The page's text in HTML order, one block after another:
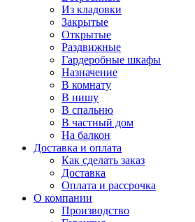
Из кладовки
Закрытые
Открытые
Раздвижные
Гардеробные шкафы
Назначение
В комнату
В нишу
В спальню
В частный дом
На балкон
Доставка и оплата
Как сделать заказ
Доставка
Оплата и рассрочка
О компании
Производство